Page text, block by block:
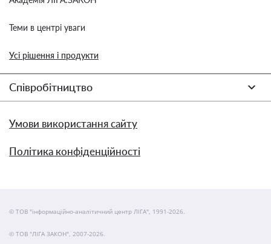
Теми в центрі уваги
Усі рішення і продукти
Співробітництво
Умови використання сайту
Політика конфіденційності
© ТОВ "інформаційно-аналітичний центр ЛІГА", 1991-2026.
© ТОВ "ЛІГА ЗАКОН", 2007-2026.